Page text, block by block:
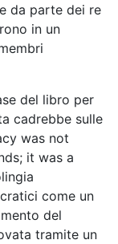
da parte dei re
in un
del libro per
cadrebbe sulle
was not
it was a
come un
del
tramite un